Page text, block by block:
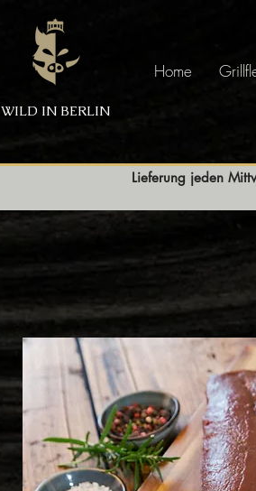
Home
WILD IN BERLIN
Lieferung jeden